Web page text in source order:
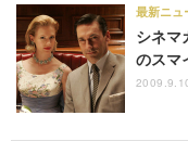
シネマ
のスマ
最新ニュ